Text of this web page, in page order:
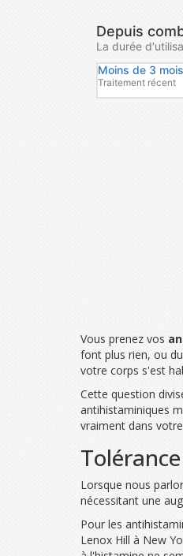
Depuis
La durée
Moins de 3 mois
Traitement récent
Vous prenez vos
font plus rien, ou
votre corps s'est
Cette question
antihistaminiques
vraiment dans
Lorsque nous
nécessitant une
Pour les
Lenox Hill à New